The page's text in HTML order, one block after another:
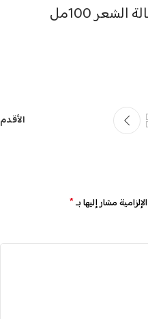
100مل
الأقدم
مشار إليها بـ*